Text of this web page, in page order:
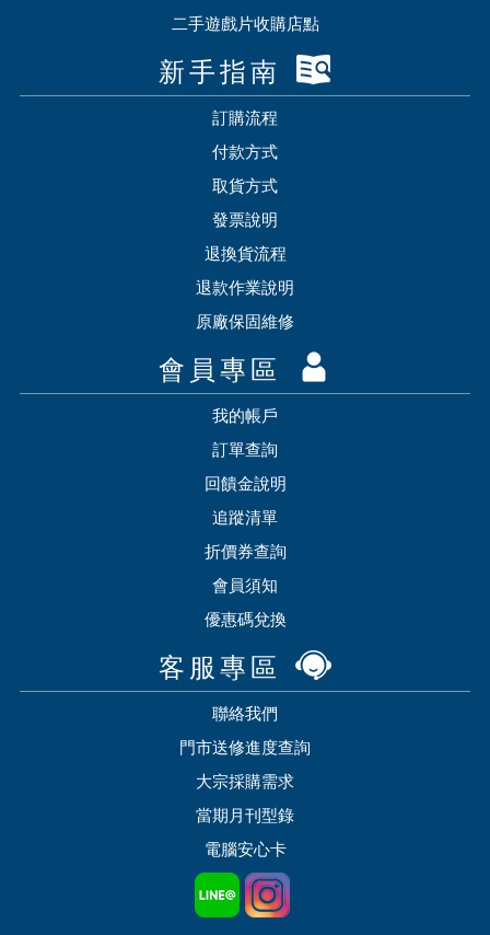
二手遊戲片收購店點
新手指南
訂購流程
付款方式
取貨方式
發票說明
退換貨流程
退款作業說明
原廠保固維修
會員專區
我的帳戶
訂單查詢
回饋金說明
追蹤清單
折價券查詢
會員須知
優惠碼兌換
客服專區
聯絡我們
門市送修進度查詢
大宗採購需求
當期月刊型錄
電腦安心卡